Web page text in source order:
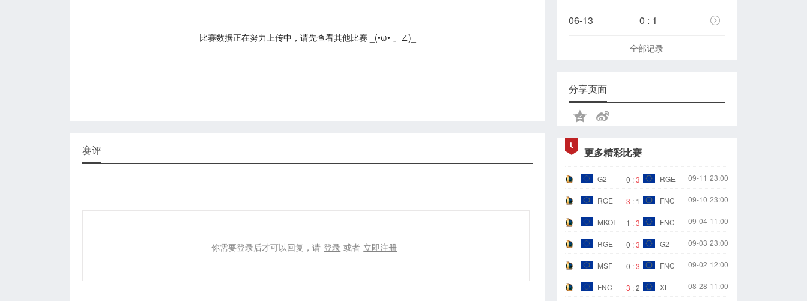
比赛数据正在努力上传中，请先查看其他比赛 _(•ω• 」∠)_
赛评
你需要登录后才可以回复，请 登录 或者 立即注册
06-13 0 : 1
全部记录
分享页面
更多精彩比赛
G2 0 :3 RGE 09-11 23:00
RGE 3 : 1 FNC 09-10 23:00
MKOI 1 :3 FNC 09-04 11:00
RGE 0 :3 G2 09-03 23:00
MSF 0 :3 FNC 09-02 12:00
FNC 3 :2 XL 08-28 11:00